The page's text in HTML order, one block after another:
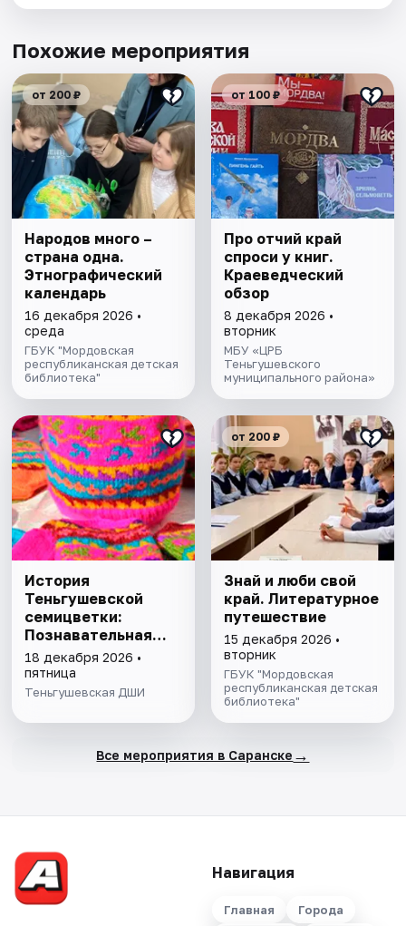
Похожие мероприятия
от 200 ₽
Народов много –
страна одна.
Этнографический
календарь
16 декабря 2026 •
среда
ГБУК "Мордовская
республиканская детская
библиотека"
от 100 ₽
Про отчий край
спроси у книг.
Краеведческий
обзор
8 декабря 2026 •
вторник
МБУ «ЦРБ
Теньгушевского
муниципального района»
История
Теньгушевской
семицветки:
Познавательная
беседа
18 декабря 2026 •
пятница
Теньгушевская ДШИ
от 200 ₽
Знай и люби свой
край. Литературное
путешествие
15 декабря 2026 •
вторник
ГБУК "Мордовская
республиканская детская
библиотека"
Все мероприятия в Саранске →
Навигация
Главная Города